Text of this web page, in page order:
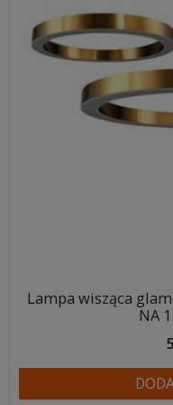
Lampa wisząca
NA